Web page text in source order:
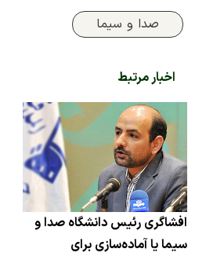
صدا و سیما
اخبار مرتبط
افشاگری رئیس دانشگاه صدا و
سیما یا آماده‌سازی برای